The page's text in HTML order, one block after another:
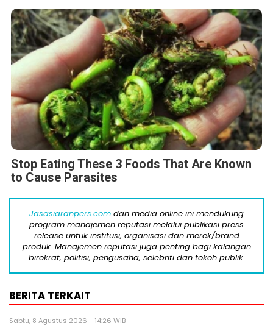
Stop Eating These 3 Foods That Are Known
to Cause Parasites
Jasasiaranpers.com dan media online ini mendukung
program manajemen reputasi melalui publikasi press
release untuk institusi, organisasi dan merek/brand
produk. Manajemen reputasi juga penting bagi kalangan
birokrat, politisi, pengusaha, selebriti dan tokoh publik.
BERITA TERKAIT
Sabtu, 8 Agustus 2026 - 14:26 WIB